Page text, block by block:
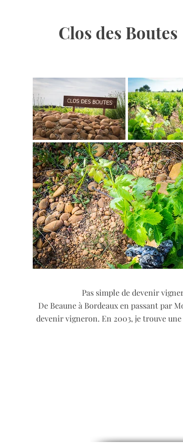
Clos des Boutes
Pas simple de devenir
De Beaune à Bordeaux en passant par
devenir vigneron. En 2003, je trouve